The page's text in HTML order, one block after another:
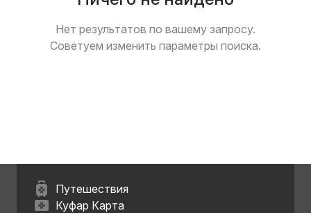
Нет результатов по вашему запросу.
Советуем изменить параметры поиска.
Путешествия
Куфар Карта